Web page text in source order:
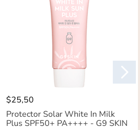
$25,50
Protector Solar White In Milk
Plus SPF50+ PA++++ - G9 SKIN